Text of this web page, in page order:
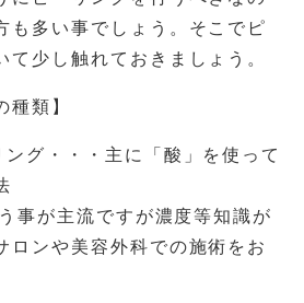
も多い事でしょう。そこでピ
て少し触れておきましょう。
種類】
グ・・・主に「酸」を使って
事が主流ですが濃度等知識が
ロンや美容外科での施術をお